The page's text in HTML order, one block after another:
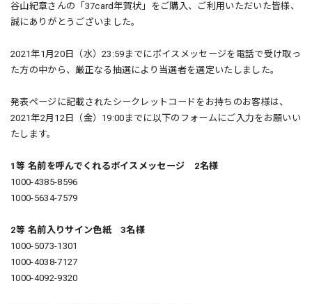
谷山紀章さんの「37card年賀状」をご購入、ご利用いただいた皆様、
誠にありがとうございました。
2021年1月20日（水）23:59までにボイスメッセージを電話で受け取っ
た方の中から、厳正なる抽選により当選者を選定いたしました。
発表ページに記載されたシークレットコードをお持ちのお客様は、
2021年2月12日（金）19:00までに以下のフォームにご入力をお願いい
たします。
1等 名前を呼んでくれるボイスメッセージ 2名様
1000-4385-8596
1000-5634-7579
2等 名前入りサイン色紙 3名様
1000-5073-1301
1000-4038-7127
1000-4092-9320